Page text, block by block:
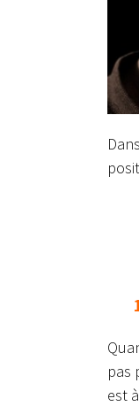
pas
est à